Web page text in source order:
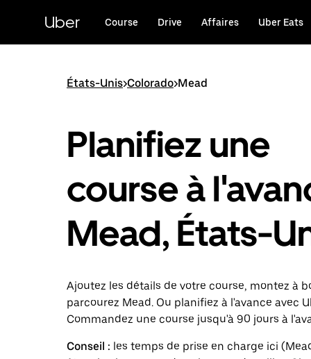
principal
Uber Course Drive Affaires Uber Eats
États-Unis>Colorado>Mead
Planifiez une
course à
Mead, États-
Ajoutez les détails de votre course, montez à
parcourez Mead. Ou planifiez à l'avance avec
Commandez une course jusqu'à 90 jours à
Conseil : les temps de prise en charge ici